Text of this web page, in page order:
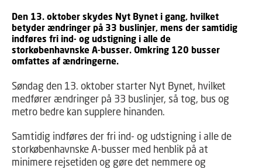
Den 13. oktober skydes Nyt Bynet i gang, hvilket
betyder ændringer på 33 buslinjer, mens der samtidig
indføres fri ind- og udstigning i alle de
storkøbenhavnske A-busser. Omkring 120 busser
omfattes af ændringerne.
Søndag den 13. oktober starter Nyt Bynet, hvilket
medfører ændringer på 33 buslinjer, så tog, bus og
metro bedre kan supplere hinanden.
Samtidig indføres der fri ind- og udstigning i alle de
storkøbenhavnske A-busser med henblik på at
minimere rejsetiden og gøre det nemmere og